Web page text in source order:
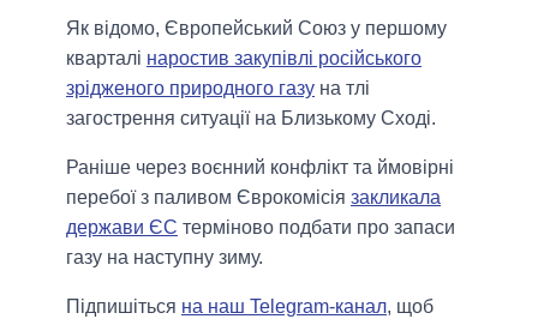
Як відомо, Європейський Союз у першому
кварталі наростив закупівлі російського
зрідженого природного газу на тлі
загострення ситуації на Близькому Сході.
Раніше через воєнний конфлікт та ймовірні
перебої з паливом Єврокомісія закликала
держави ЄС терміново подбати про запаси
газу на наступну зиму.
Підпишіться на наш Telegram-канал, щоб